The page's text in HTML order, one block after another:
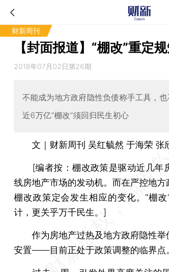
财新周刊
【封面报道】“棚改”重定
2018年07月02日第26期
不能成为地方政府隐性负债称手工具，也
近6万亿“棚改”须回归民生初心
文｜财新周刊 吴红毓然 于海荣 张
[编者按：棚改政策是驱动近几年
线房地产市场的发动机。而在严控地方
棚改政策定会发生相应的变化。“棚
计，更关乎万千民生。]
作为房地产过热及地方政府隐性
安置——目前正处于政策调整的临界点